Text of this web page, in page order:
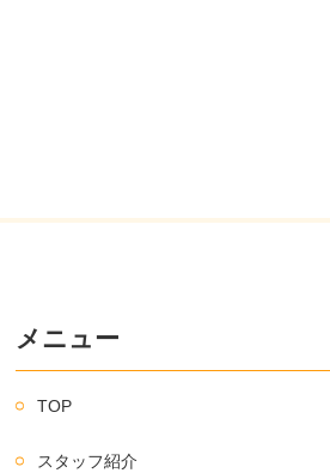
メニュー
TOP
スタッフ紹介